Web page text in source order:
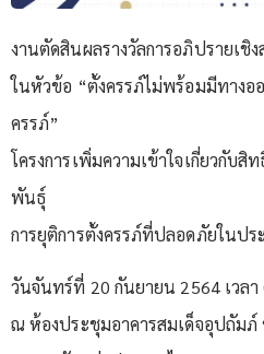
งานตัดสินผลรางวัลการอภิปรายเชิง
ในหัวข้อ “ตั้งครรภ์ไม่พร้อมมีทางอ
ครรภ์”
โครงการเพิ่มความเข้าใจเกี่ยวกับ
พันธุ์
การยุติการตั้งครรภ์ที่ปลอดภัยในปร
วันจันทร์ที่ 20 กันยายน 2564 เวลา
ณ ห้องประชุมอาคารสมเด็จอุปถัม